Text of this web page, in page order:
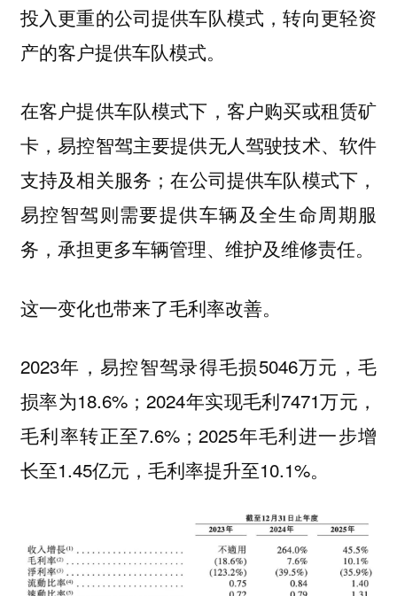
投入更重的公司提供车队模式，转向更轻资
产的客户提供车队模式。
在客户提供车队模式下，客户购买或租赁矿
卡，易控智驾主要提供无人驾驶技术、软件
支持及相关服务；在公司提供车队模式下，
易控智驾则需要提供车辆及全生命周期服
务，承担更多车辆管理、维护及维修责任。
这一变化也带来了毛利率改善。
2023年，易控智驾录得毛损5046万元，毛
损率为18.6%；2024年实现毛利7471万元，
毛利率转正至7.6%；2025年毛利进一步增
长至1.45亿元，毛利率提升至10.1%。